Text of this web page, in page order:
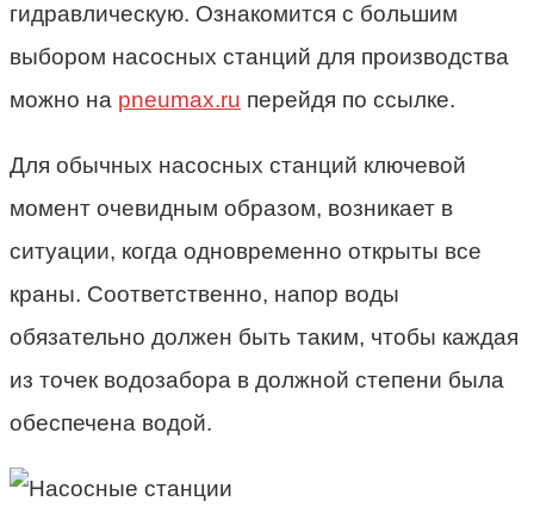
гидравлическую. Ознакомится с большим
выбором насосных станций для производства
можно на pneumax.ru перейдя по ссылке.
Для обычных насосных станций ключевой
момент очевидным образом, возникает в
ситуации, когда одновременно открыты все
краны. Соответственно, напор воды
обязательно должен быть таким, чтобы каждая
из точек водозабора в должной степени была
обеспечена водой.